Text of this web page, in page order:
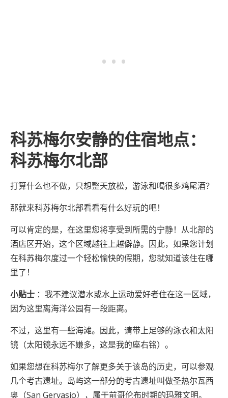
科苏梅尔安静的住宿地点：
科苏梅尔北部
打算什么也不做，只想整天放松，游泳和喝很多鸡尾酒？
那就来科苏梅尔北部看看有什么好玩的吧！
可以肯定的是，在这里您将享受到所需的宁静！从北部的
酒店区开始，这个区域越往上越僻静。因此，如果您计划
在科苏梅尔度过一个轻松愉快的假期，您就知道该住在哪
里了！
小贴士 ：我不建议潜水或水上运动爱好者住在这一区域，
因为这里离海洋公园有一段距离。
不过，这里有一些海滩。因此，请带上足够的泳衣和太阳
镜（太阳镜永远不嫌多，这是我的座右铭）。
如果您想在科苏梅尔了解更多关于该岛的历史，可以参观
几个考古遗址。岛屿这一部分的考古遗址叫做圣热尔瓦西
奥（San Gervasio），属于前哥伦布时期的玛雅文明。